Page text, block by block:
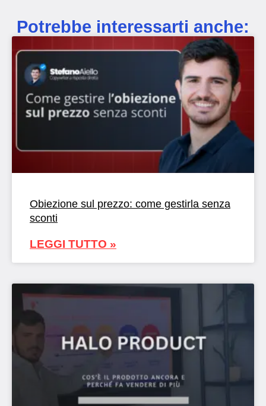
Potrebbe interessarti anche:
Obiezione sul prezzo: come gestirla senza
sconti
LEGGI TUTTO »